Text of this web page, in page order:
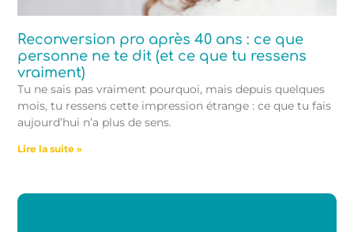
Reconversion pro après 40 ans : ce que
personne ne te dit (et ce que tu ressens
vraiment)
Tu ne sais pas vraiment pourquoi, mais depuis quelques
mois, tu ressens cette impression étrange : ce que tu fais
aujourd’hui n’a plus de sens.
Lire la suite »